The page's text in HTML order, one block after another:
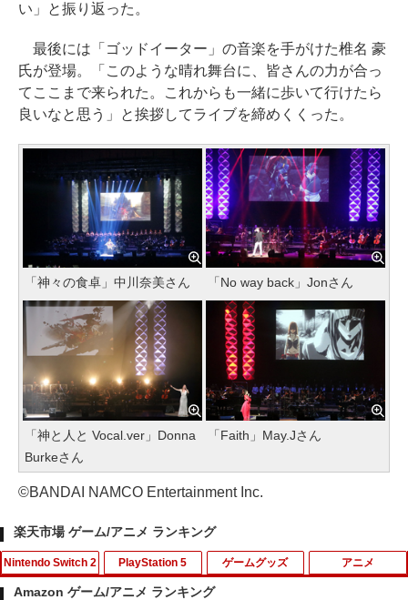
い」と振り返った。
最後には「ゴッドイーター」の音楽を手がけた椎名 豪
氏が登場。「このような晴れ舞台に、皆さんの力が合っ
てここまで来られた。これからも一緒に歩いて行けたら
良いなと思う」と挨拶してライブを締めくくった。
「神々の食卓」中川奈美さん 「No way back」Jonさん
「神と人と Vocal.ver」Donna
Burkeさん
「Faith」May.Jさん
©BANDAI NAMCO Entertainment Inc.
楽天市場 ゲーム/アニメ ランキング
Nintendo Switch 2 PlayStation 5 ゲームグッズ アニメ
Amazon ゲーム/アニメ ランキング